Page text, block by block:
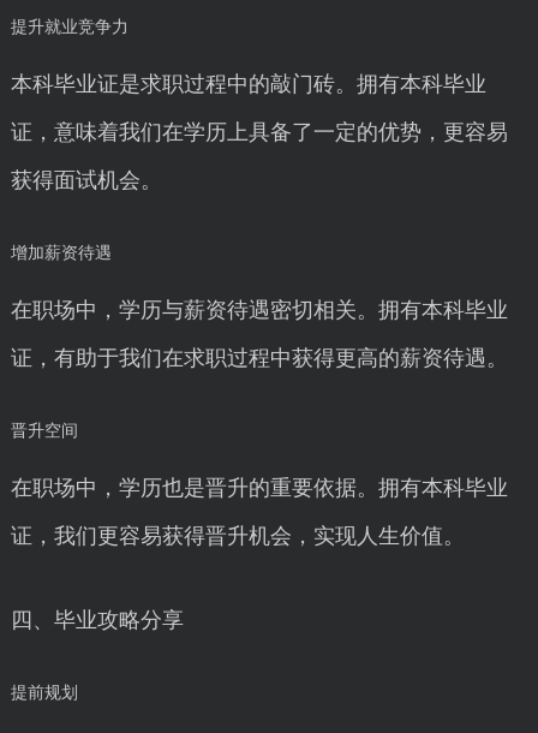
提升就业竞争力
本科毕业证是求职过程中的敲门砖。拥有本科毕业
证，意味着我们在学历上具备了一定的优势，更容易
获得面试机会。
增加薪资待遇
在职场中，学历与薪资待遇密切相关。拥有本科毕业
证，有助于我们在求职过程中获得更高的薪资待遇。
晋升空间
在职场中，学历也是晋升的重要依据。拥有本科毕业
证，我们更容易获得晋升机会，实现人生价值。
四、毕业攻略分享
提前规划